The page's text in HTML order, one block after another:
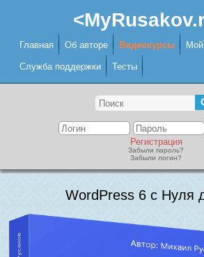
Главная Об авторе Видеокурсы
Служба поддержки Тесты
Регистрация
Забыли пароль?
Забыли логин?
WordPress 6 с Нуля